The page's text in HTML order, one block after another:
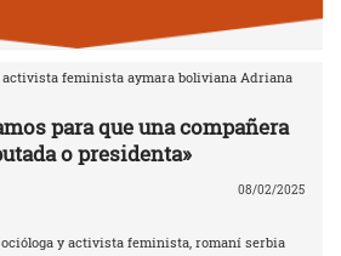
feminista aymara boliviana Adriana
para que una compañera
o presidenta»
08/02/2025
y activista feminista, romaní serbia